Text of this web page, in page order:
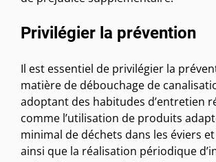
Privilégier la prévention
Il est essentiel de privilégier la
matière de débouchage de
adoptant des habitudes d’entretien
comme l’utilisation de produits
minimal de déchets dans les éviers
ainsi que la réalisation périodique